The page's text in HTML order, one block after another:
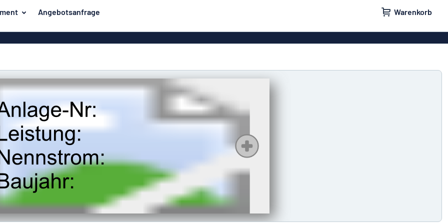
Angebotsanfrage Warenkorb
PVC-Schilder
Massives PET
Klebebuchstaben
Aluminiumschilder im
Emaillestil
Eloxierte
Aluminiumschilder
Aluminiumverbund-
Hausschilder Türschilder
Parkplatzschilder
Magnetschilder
Klingelschilder